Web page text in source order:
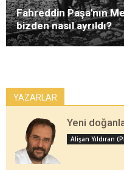
Fahreddin Paşa'nın
bizden nasıl ayrıldı?
YAZARLAR
Yeni
Alişan Yıldıran